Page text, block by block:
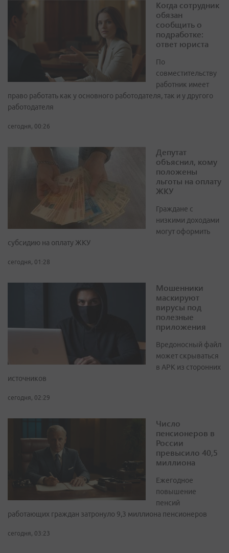
Когда сотрудник
обязан
сообщить о
подработке:
ответ юриста
По
совместительству
работник имеет
право работать как у основного работодателя, так и у другого
работодателя
сегодня, 00:26
Депутат
объяснил, кому
положены
льготы на оплату
ЖКУ
Граждане с
низкими доходами
могут оформить
субсидию на оплату ЖКУ
сегодня, 01:28
Мошенники
маскируют
вирусы под
полезные
приложения
Вредоносный файл
может скрываться
в APK из сторонних
источников
сегодня, 02:29
Число
пенсионеров в
России
превысило 40,5
миллиона
Ежегодное
повышение
пенсий
работающих граждан затронуло 9,3 миллиона пенсионеров
сегодня, 03:23